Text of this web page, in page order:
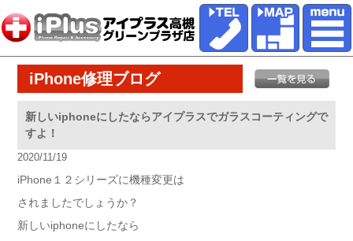
iPhone修理ブログ
新しいiphoneにしたならアイプラスでガラスコーティングで
すよ！
2020/11/19
iPhone１２シリーズに機種変更は
されましたでしょうか？
新しいiphoneにしたなら